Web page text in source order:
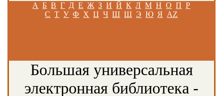
А Б В Г Д Е Ж З И Й К Л М Н О П Р
С Т У Ф Х Ц Ч Ш Щ Э Ю Я AZ
Большая универсальная
электронная библиотека -